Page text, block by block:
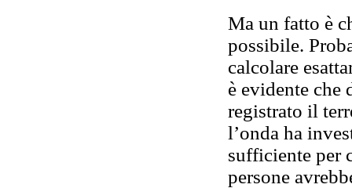
Ma un fatto è
possibile.
calcolare
è evidente che
registrato il
l’onda ha
sufficiente per
persone